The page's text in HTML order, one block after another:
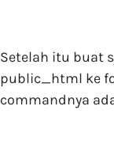
Setelah itu buat
public_html ke
commandnya